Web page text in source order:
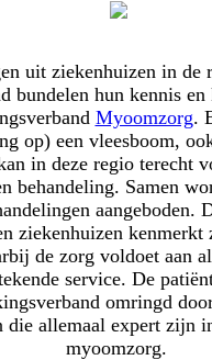
uit ziekenhuizen in de
bundelen hun kennis
Myoomzorg.
op) een vleesboom,
in deze regio terecht
behandeling. Samen
aangeboden.
ziekenhuizen kenmerkt
de zorg voldoet aan
service. De
omringd
die allemaal expert zijn
myoomzorg.